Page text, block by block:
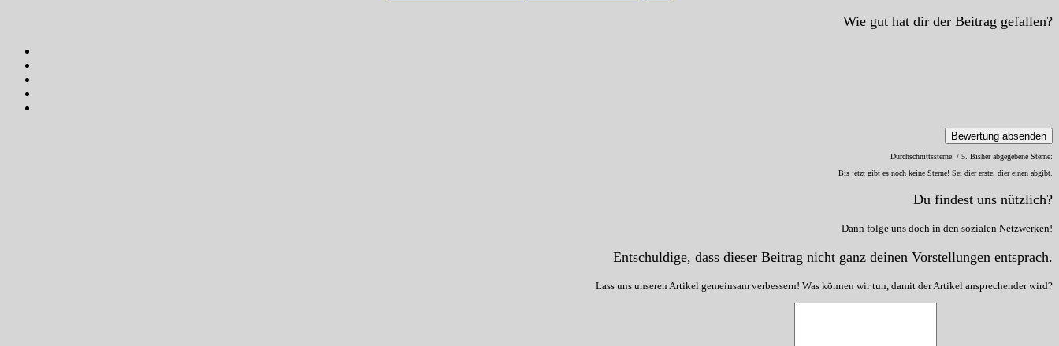
Wie gut hat dir der Beitrag gefallen?
Bewertung absenden
Durchschnittssterne: / 5. Bisher abgegebene Sterne:
Bis jetzt gibt es noch keine Sterne! Sei dier erste, dier einen abgibt.
Du findest uns nützlich?
Dann folge uns doch in den sozialen Netzwerken!
Entschuldige, dass dieser Beitrag nicht ganz deinen Vorstellungen entsprach.
Lass uns unseren Artikel gemeinsam verbessern! Was können wir tun, damit der Artikel ansprechender wird?